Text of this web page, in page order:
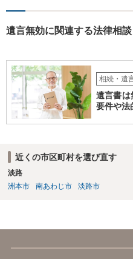
遺言無効に関連する法律相
相続・遺
遺言書は
要件や法
近くの市区町村を選び直す
淡路
洲本市
南あわじ市 淡路市